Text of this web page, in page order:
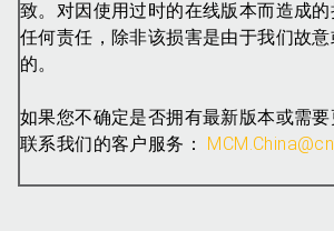
致。对因使用过时的在线版本而造成
任何责任，除非该损害是由于我们故
的。
如果您不确定是否拥有最新版本或需
联系我们的客户服务：